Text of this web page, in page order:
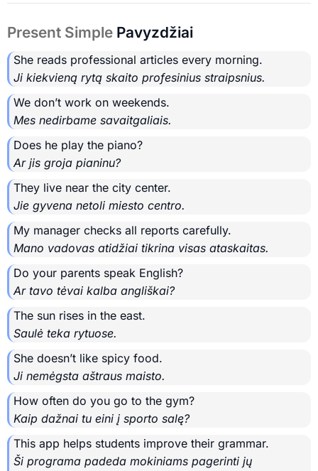
Present Simple Pavyzdžiai
She reads professional articles every morning.
Ji kiekvieną rytą skaito profesinius straipsnius.
We don’t work on weekends.
Mes nedirbame savaitgaliais.
Does he play the piano?
Ar jis groja pianinu?
They live near the city center.
Jie gyvena netoli miesto centro.
My manager checks all reports carefully.
Mano vadovas atidžiai tikrina visas ataskaitas.
Do your parents speak English?
Ar tavo tėvai kalba angliškai?
The sun rises in the east.
Saulė teka rytuose.
She doesn’t like spicy food.
Ji nemėgsta aštraus maisto.
How often do you go to the gym?
Kaip dažnai tu eini į sporto salę?
This app helps students improve their grammar.
Ši programa padeda mokiniams pagerinti jų